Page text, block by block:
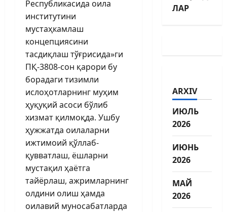
Республикасида оила
институтини
мустаҳкамлаш
концепциясини
тасдиқлаш тўғрисида»ги
ПҚ-3808-сон қарори бу
борадаги тизимли
ислоҳотларнинг муҳим
ҳуқуқий асоси бўлиб
хизмат қилмоқда. Ушбу
ҳужжатда оилаларни
ижтимоий қўллаб-
қувватлаш, ёшларни
мустақил ҳаётга
тайёрлаш, ажримларнинг
олдини олиш ҳамда
оилавий муносабатларда
ЛАР
ARXIV
ИЮЛЬ
2026
ИЮНЬ
2026
МАЙ
2026